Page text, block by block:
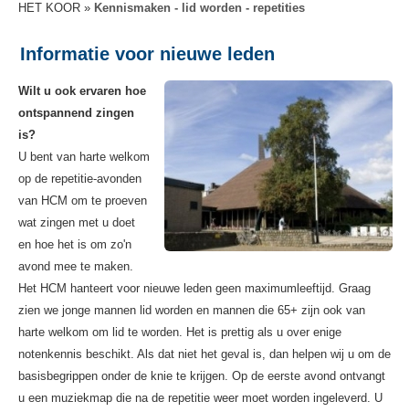
HET KOOR » Kennismaken - lid worden - repetities
Informatie voor nieuwe leden
Wilt u ook ervaren hoe
ontspannend zingen
is?
U bent van harte welkom
op de repetitie-avonden
van HCM om te proeven
wat zingen met u doet
en hoe het is om zo'n
avond mee te maken.
Het HCM hanteert voor nieuwe leden geen maximumleeftijd. Graag
zien we jonge mannen lid worden en mannen die 65+ zijn ook van
harte welkom om lid te worden. Het is prettig als u over enige
notenkennis beschikt. Als dat niet het geval is, dan helpen wij u om de
basisbegrippen onder de knie te krijgen. Op de eerste avond ontvangt
u een muziekmap die na de repetitie weer moet worden ingeleverd. U